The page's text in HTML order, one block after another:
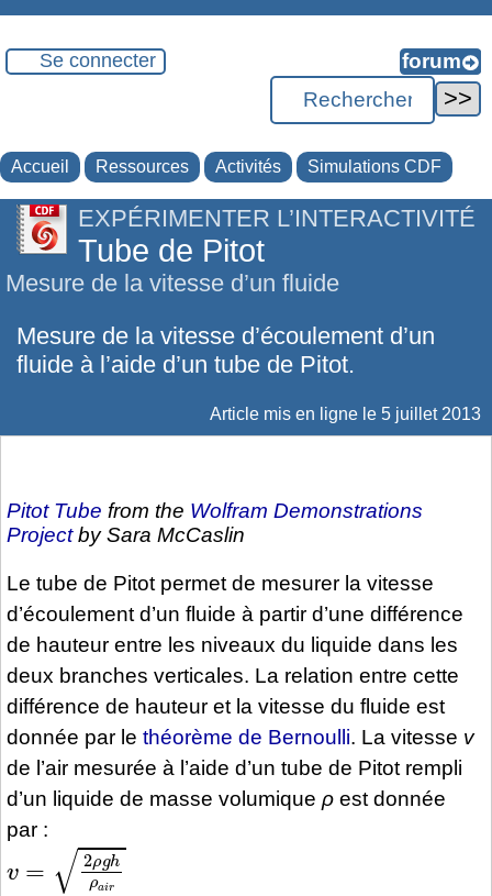
Se connecter
Accueil Ressources Activités Simulations CDF
EXPÉRIMENTER L’INTERACTIVITÉ
Tube de Pitot
Mesure de la vitesse d’un fluide
Mesure de la vitesse d’écoulement d’un
fluide à l’aide d’un tube de Pitot.
Article mis en ligne le 5 juillet 2013
Pitot Tube from the Wolfram Demonstrations
Projectby Sara McCaslin
Le tube de Pitot permet de mesurer la vitesse
d’écoulement d’un fluide à partir d’une différence
de hauteur entre les niveaux du liquide dans les
deux branches verticales. La relation entre cette
différence de hauteur et la vitesse du fluide est
donnée par le théorème de Bernoulli. La vitesse v
de l’air mesurée à l’aide d’un tube de Pitot rempli
d’un liquide de masse volumique ρ est donnée
par :
ghρair